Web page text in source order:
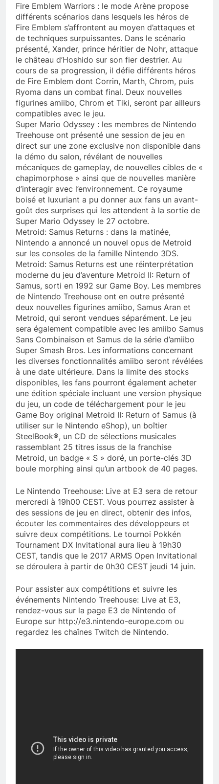
Fire Emblem Warriors : le mode Arène propose
différents scénarios dans lesquels les héros de
Fire Emblem s’affrontent au moyen d’attaques et
de techniques surpuissantes. Dans le scénario
présenté, Xander, prince héritier de Nohr, attaque
le château d’Hoshido sur son fier destrier. Au
cours de sa progression, il défie différents héros
de Fire Emblem dont Corrin, Marth, Chrom, puis
Ryoma dans un combat final. Deux nouvelles
figurines amiibo, Chrom et Tiki, seront par ailleurs
compatibles avec le jeu.
Super Mario Odyssey : les membres de Nintendo
Treehouse ont présenté une session de jeu en
direct sur une zone exclusive non disponible dans
la démo du salon, révélant de nouvelles
mécaniques de gameplay, de nouvelles cibles de «
chapimorphose » ainsi que de nouvelles manière
d’interagir avec l’environnement. Ce royaume
boisé et luxuriant a pu donner aux fans un avant-
goût des surprises qui les attendent à la sortie de
Super Mario Odyssey le 27 octobre.
Metroid: Samus Returns : dans la matinée,
Nintendo a annoncé un nouvel opus de Metroid
sur les consoles de la famille Nintendo 3DS.
Metroid: Samus Returns est une réinterprétation
moderne du jeu d’aventure Metroid II: Return of
Samus, sorti en 1992 sur Game Boy. Les membres
de Nintendo Treehouse ont en outre présenté
deux nouvelles figurines amiibo, Samus Aran et
Metroid, qui seront vendues séparément. Le jeu
sera également compatible avec les amiibo Samus
Sans Combinaison et Samus de la série d’amiibo
Super Smash Bros. Les informations concernant
les diverses fonctionnalités amiibo seront révélées
à une date ultérieure. Dans la limite des stocks
disponibles, les fans pourront également acheter
une édition spéciale incluant une version physique
du jeu, un code de téléchargement pour le jeu
Game Boy original Metroid II: Return of Samus (à
utiliser sur le Nintendo eShop), un boîtier
SteelBook®, un CD de sélections musicales
rassemblant 25 titres issus de la franchise
Metroid, un badge « S » doré, un porte-clés 3D
boule morphing ainsi qu’un artbook de 40 pages.
Le Nintendo Treehouse: Live at E3 sera de retour
mercredi à 19h00 CEST. Vous pourrez assister à
des sessions de jeu en direct, obtenir des infos,
écouter les commentaires des développeurs et
suivre deux compétitions. Le tournoi Pokkén
Tournament DX Invitational aura lieu à 19h30
CEST, tandis que le 2017 ARMS Open Invitational
se déroulera à partir de 0h30 CEST jeudi 14 juin.
Pour assister aux compétitions et suivre les
événements Nintendo Treehouse: Live at E3,
rendez-vous sur la page E3 de Nintendo of
Europe sur http://e3.nintendo-europe.com ou
regardez les chaînes Twitch de Nintendo.